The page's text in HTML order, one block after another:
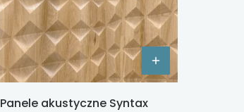
Panele akustyczne Syntax